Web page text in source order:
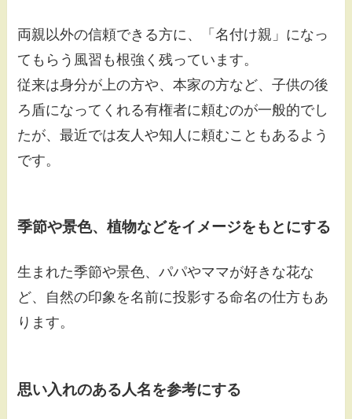
両親以外の信頼できる方に、「名付け親」になっ
てもらう風習も根強く残っています。
従来は身分が上の方や、本家の方など、子供の後
ろ盾になってくれる有権者に頼むのが一般的でし
たが、最近では友人や知人に頼むこともあるよう
です。
季節や景色、植物などをイメージをもとにする
生まれた季節や景色、パパやママが好きな花な
ど、自然の印象を名前に投影する命名の仕方もあ
ります。
思い入れのある人名を参考にする